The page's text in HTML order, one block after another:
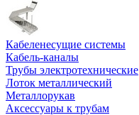
Кабеленесущие системы
Кабель-каналы
Трубы электротехнические
Лоток металлический
Металлорукав
Аксессуары к трубам